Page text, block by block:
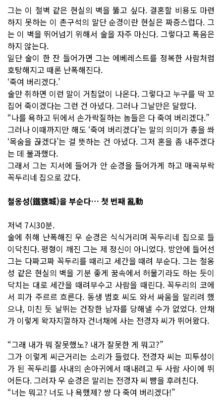
그는 이 철벽 같은 현실의 벽을 뚫고 싶다. 결혼할 비용도 마련
하지 못하는 이 촌구석의 말단 순경이란 현실은 짜증스럽다. 그
는 이 벽을 뛰어넘기 위해서 술을 자주 마신다. 그렇다고 폭음은
하지 않는다.
일단 술이 한 잔 들어가면 그는 에베레스트를 정복한 사람처럼
호탕해지고 때론 난폭해진다.
‘죽여 버리겠다.’
술만 취하면 이런 말이 거침없이 나온다. 그렇다고 누구를 딱 꼬
집어 죽이겠다는 그런 건 아녔다. 그러나 그날만은 달랐다.
“나를 욕하고 뒤에서 손가락질하는 놈들은 다 죽여 버리겠다.”
그러나 이때까지만 해도 ‘죽여 버리겠다’는 말의 의미가 총을 쏴
‘목숨을 끊겠다’는 걸 뜻하는 건 아녔다. 그저 혼을 좀 내주겠다
는 데 불과했다.
그래서 그는 지서에 들어가 안 순경을 들어가게 하고 매곡부락
꼭두리네 집으로 갔다.
철옹성(鐵甕城)을 부순다… 첫 번째 亂動
저녁 7시30분.
술에 취해 난폭해진 우 순경은 식식거리며 꼭두리네 집으로 들
이닥친다. 평형이 깨진 그는 제 정신이 아니었다. 방안에 들어선
그는 다짜고짜 꼭두리를 때리고 세간을 때려 부순다. 그는 철옹
성 같은 현실의 벽을 기분 좋게 꿈속에서 허물기라도 하는 듯이
닥치는 대로 세간을 때려부수고 사람을 때린다. 꼭두리의 코에
서 피가 주르르 흐른다. 동생 범호 씨도 와서 싸움을 말리려 했
으냐, 미친 듯 날뛰는 건장한 남자를 당해낼 수가 없었다. 안채
가 이렇게 왁자지껄하자 건너채에 사는 전경자 씨가 뛰어왔다.
“그래 내가 뭐 잘못했노? 내가 잘못한 게 뭐고?”
그가 이렇게 씨근거리는 소리가 들렸다. 전경자 씨는 피투성이
가 된 꼭두리를 사내의 손아귀에서 때내려고 두 사람 사이에 뛰
어든다. 그러자 우 순경은 말리는 전경자 씨 뺨을 후려친다.
“너는 뭐고? 너도 나 욕했제? 썅 다 죽여 버리겠다!”